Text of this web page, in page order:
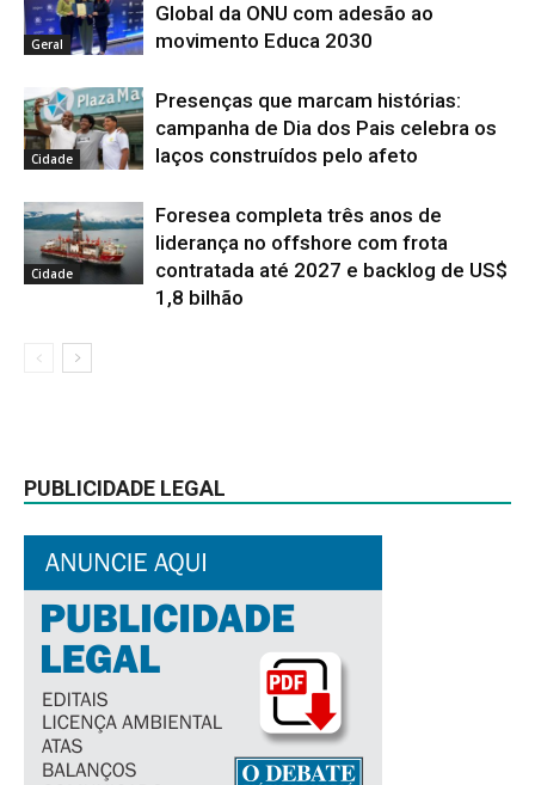
Geral
Global da ONU com adesão ao
movimento Educa 2030
Cidade
Presenças que marcam histórias:
campanha de Dia dos Pais celebra os
laços construídos pelo afeto
Cidade
Foresea completa três anos de
liderança no offshore com frota
contratada até 2027 e backlog de US$
1,8 bilhão
PUBLICIDADE LEGAL